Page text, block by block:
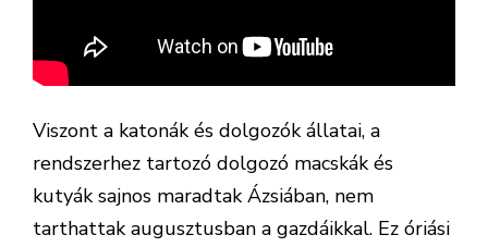
Viszont a katonák és dolgozók állatai, a
rendszerhez tartozó dolgozó macskák és
kutyák sajnos maradtak Ázsiában, nem
tarthattak augusztusban a gazdáikkal. Ez óriási